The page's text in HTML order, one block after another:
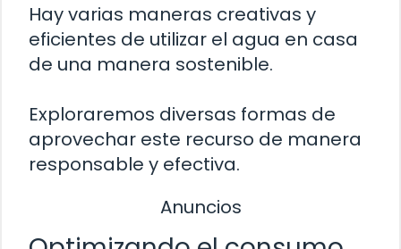
Hay varias maneras creativas y
eficientes de utilizar el agua en casa
de una manera sostenible.
Exploraremos diversas formas de
aprovechar este recurso de manera
responsable y efectiva.
Anuncios